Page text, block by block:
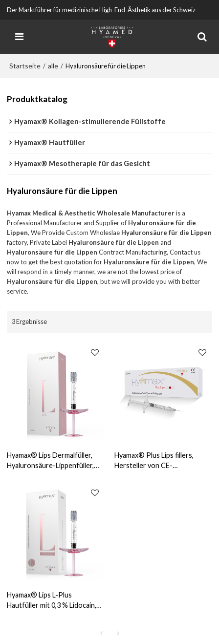
Der Marktführer für medizinische High-End-Ästhetik aus der Schweiz
Startseite / alle / Hyaluronsäure für die Lippen
Produktkatalog
Hyamax® Kollagen-stimulierende Füllstoffe
Hyamax® Hautfüller
Hyamax® Mesotherapie für das Gesicht
Hyaluronsäure für die Lippen
Hyamax Medical & Aesthetic Wholesale Manufactureris a
Professional Manufacturer and Supplier of Hyaluronsäure für die
Lippen, We Provide Custom Wholeslae Hyaluronsäure für die Lippen
factory, Private Label Hyaluronsäure für die Lippen and
Hyaluronsäure für die Lippen Contract Manufacturing, Contact us
now to get the best quotation for Hyaluronsäure für die Lippen, We
will respond in a timely manner, we are not the lowest price of
Hyaluronsäure für die Lippen, but we will provide you with better
service.
3 Ergebnisse
Hyamax® Lips Dermalfüller,
Hyaluronsäure-Lippenfüller,
und kundenspezifisch
Hyamax® Plus Lips fillers,
Hersteller von CE-
Hyamax® Lips L-Plus
Hautfüller mit 0,3 % Lidocain,
Lippeninjektionen, Großhandel